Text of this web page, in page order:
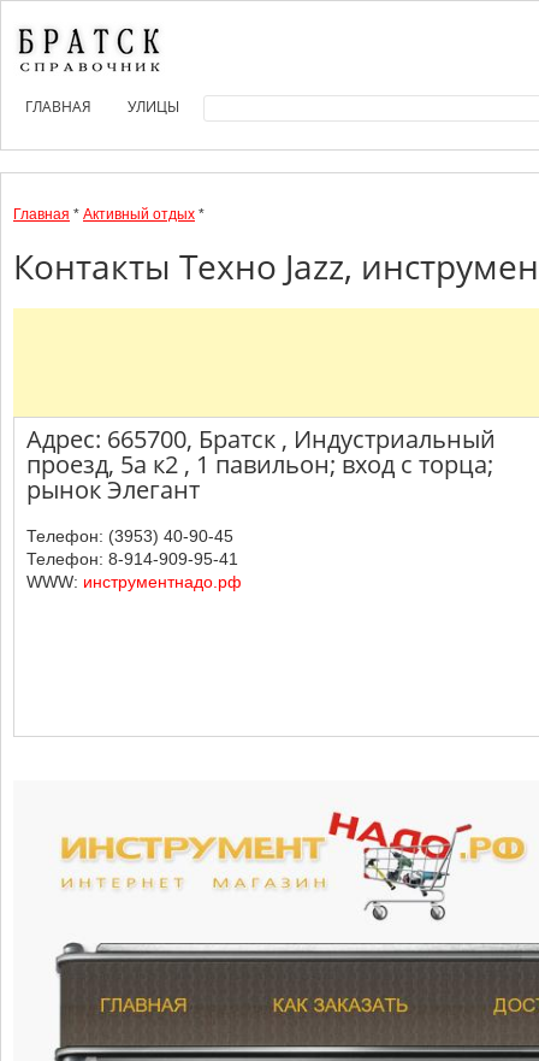
ГЛАВНАЯ УЛИЦЫ
Главная * Активный отдых *
Контакты Техно Jazz,
Адрес: 665700, Братск , Индустриальный
проезд, 5а к2 , 1 павильон; вход с торца;
рынок Элегант
Телефон: (3953) 40-90-45
Телефон: 8-914-909-95-41
WWW: инструментнадо.рф